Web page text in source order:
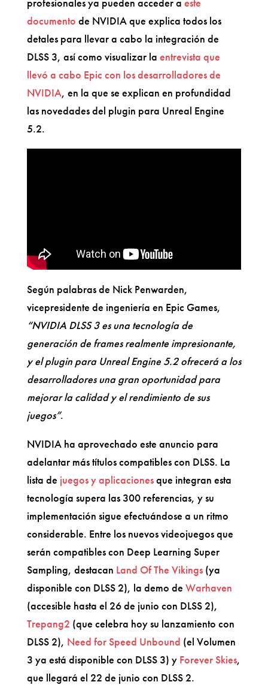
profesionales ya pueden acceder a este
documento de NVIDIA que explica todos los
detales para llevar a cabo la integración de
DLSS 3, así como visualizar la entrevista que
llevó a cabo Epic con los desarrolladores de
NVIDIA, en la que se explican en profundidad
las novedades del plugin para Unreal Engine
5.2.
Según palabras de Nick Penwarden,
vicepresidente de ingeniería en Epic Games,
“NVIDIA DLSS 3 es una tecnología de
generación de frames realmente impresionante,
y el plugin para Unreal Engine 5.2 ofrecerá a los
desarrolladores una gran oportunidad para
mejorar la calidad y el rendimiento de sus
juegos”.
NVIDIA ha aprovechado este anuncio para
adelantar más títulos compatibles con DLSS. La
lista de juegos y aplicacionesque integran esta
tecnología supera las 300 referencias, y su
implementación sigue efectuándose a un ritmo
considerable. Entre los nuevos videojuegos que
serán compatibles con Deep Learning Super
Sampling, destacan Land Of The Vikings(ya
disponible con DLSS 2), la demo de Warhaven
(accesible hasta el 26 de junio con DLSS 2),
Trepang2 (que celebra hoy su lanzamiento con
DLSS 2), Need for Speed Unbound (el Volumen
3 ya está disponible con DLSS 3) y Forever Skies,
que llegará el 22 de junio con DLSS 2.